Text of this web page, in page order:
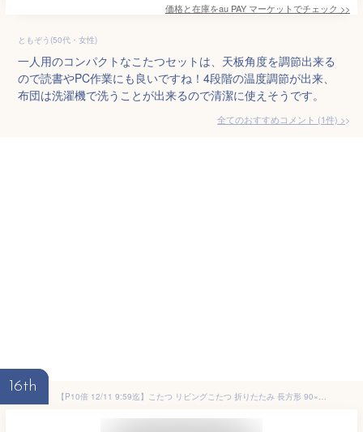
価格と在庫をau PAY マーケットでチェック >>
ともぞう(50代・女性)
一人用のコンパクトなこたつセットは、天板角度を調節出来る
ので読書やPC作業にも良いですね！4段階の温度調節が出来、
布団は洗濯機で洗うことが出来るので清潔に使えそうです。
全てのおすすめコメント (1件) >
16th
【P10倍 12/11 9:59迄】こたつ リビングこたつ 折りたたみ 長方形 90×60cm 300W GFT-90602 アルダーナチュラル 洋風 こたつ コタツ 炬燵 折り畳みこたつ 折れ脚こたつ 新生活 リビング 机 テーブル おしゃれ UV塗装 山善 YAMAZEN 【送料無料】